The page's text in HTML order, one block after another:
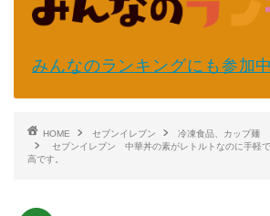
みんなのランキングにも参加中
HOME セブンイレブン
冷凍食品、カップ麺
セブンイレブン 中華丼の素がレトルトなのに手軽
高です。